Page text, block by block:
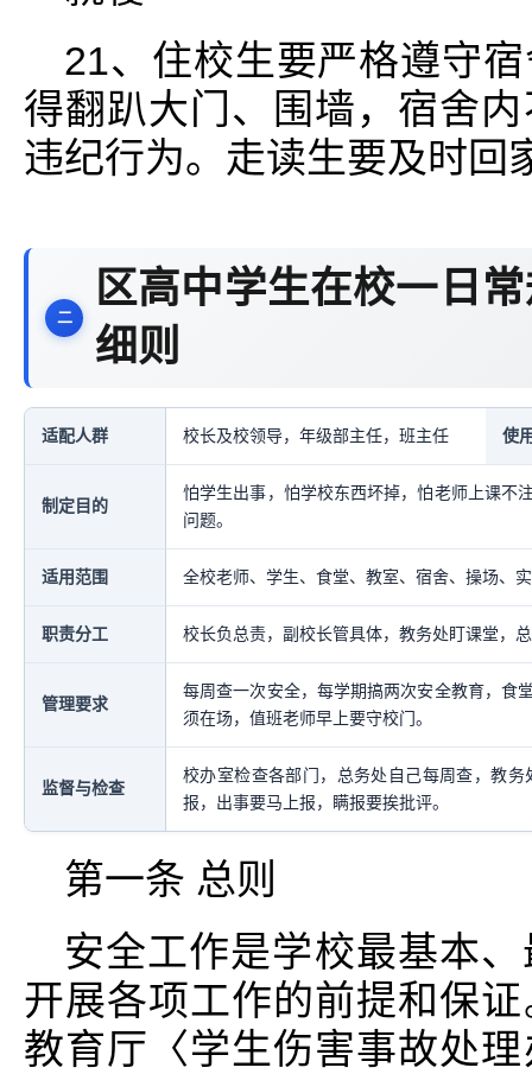
21、住校生要严格遵守
得翻趴大门、围墙，宿舍
违纪行为。走读生要及时回
区高中学生在校一日
细则
适配人群 校长及校领导，年级部主任，班主任 使
制定目的
怕学生出事，怕学校东西坏掉，怕老师上课不
问题。
适用范围 全校老师、学生、食堂、教室、宿舍、操场、
职责分工 校长负总责，副校长管具体，教务处盯课堂，
管理要求
每周查一次安全，每学期搞两次安全教育，食
须在场，值班老师早上要守校门。
监督与检查
校办室检查各部门，总务处自己每周查，教
报，出事要马上报，瞒报要挨批评。
第一条 总则
安全工作是学校最基本
开展各项工作的前提和保
教育厅〈学生伤害事故处